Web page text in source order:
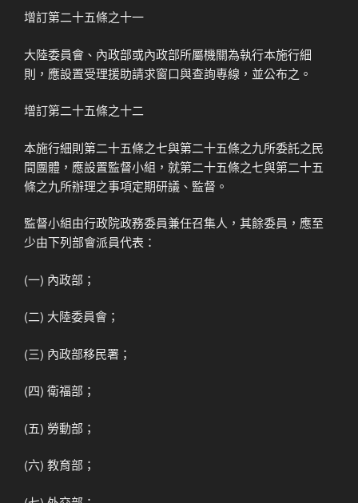
增訂第二十五條之十一
大陸委員會、內政部或內政部所屬機關為執行本施行細
則，應設置受理援助請求窗口與查詢專線，並公布之。
增訂第二十五條之十二
本施行細則第二十五條之七與第二十五條之九所委託之民
間團體，應設置監督小組，就第二十五條之七與第二十五
條之九所辦理之事項定期研議、監督。
監督小組由行政院政務委員兼任召集人，其餘委員，應至
少由下列部會派員代表：
(一) 內政部；
(二) 大陸委員會；
(三) 內政部移民署；
(四) 衛福部；
(五) 勞動部；
(六) 教育部；